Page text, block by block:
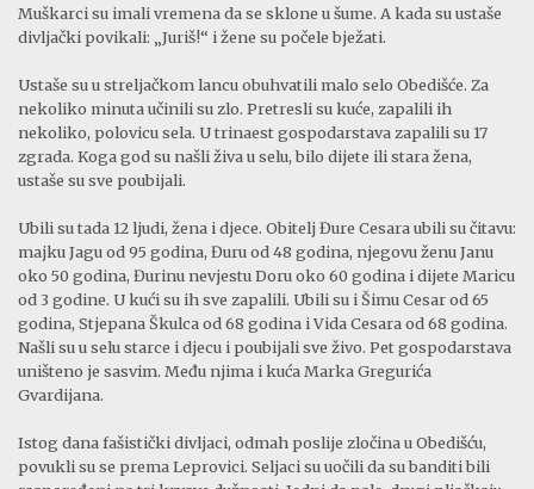
Muškarci su imali vremena da se sklone u šume. A kada su ustaše
divljački povikali: „Juriš!“ i žene su počele bježati.
Ustaše su u streljačkom lancu obuhvatili malo selo Obedišće. Za
nekoliko minuta učinili su zlo. Pretresli su kuće, zapalili ih
nekoliko, polovicu sela. U trinaest gospodarstava zapalili su 17
zgrada. Koga god su našli živa u selu, bilo dijete ili stara žena,
ustaše su sve poubijali.
Ubili su tada 12 ljudi, žena i djece. Obitelj Đure Cesara ubili su čitavu:
majku Jagu od 95 godina, Đuru od 48 godina, njegovu ženu Janu
oko 50 godina, Đurinu nevjestu Doru oko 60 godina i dijete Maricu
od 3 godine. U kući su ih sve zapalili. Ubili su i Šimu Cesar od 65
godina, Stjepana Škulca od 68 godina i Vida Cesara od 68 godina.
Našli su u selu starce i djecu i poubijali sve živo. Pet gospodarstava
uništeno je sasvim. Među njima i kuća Marka Gregurića
Gvardijana.
Istog dana fašistički divljaci, odmah poslije zločina u Obedišću,
povukli su se prema Leprovici. Seljaci su uočili da su banditi bili